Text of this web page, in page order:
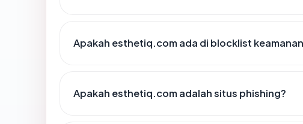
Apakah esthetiq.com ada di blocklist
Apakah esthetiq.com adalah situs phishing?